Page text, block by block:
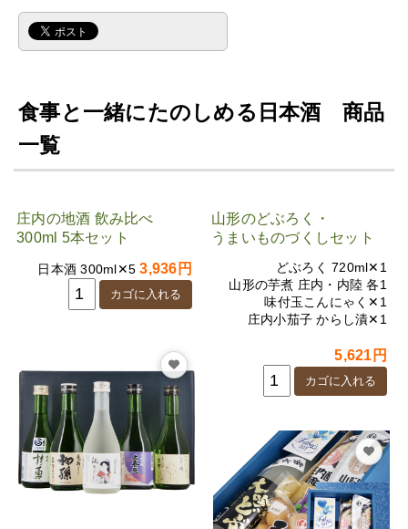
食事と一緒にたのしめる日本酒 商品
一覧
庄内の地酒 飲み比べ
300ml 5本セット
日本酒 300ml✕53,936円
山形のどぶろく・
うまいものづくしセット
どぶろく 720ml✕1
山形の芋煮 庄内・内陸 各1
味付玉こんにゃく✕1
庄内小茄子 からし漬✕1
5,621円